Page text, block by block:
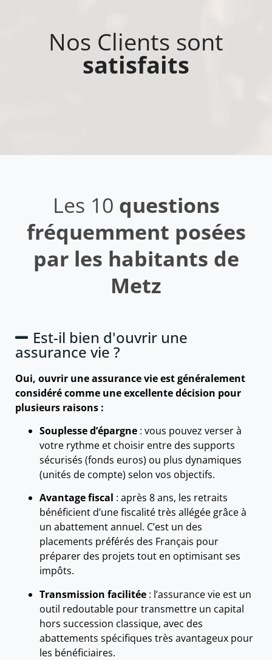
Nos Clients sont
satisfaits
Les 10 questions
fréquemment posées
par les habitants de
Metz
Est-il bien d'ouvrir une
assurance vie ?
Oui, ouvrir une assurance vie est généralement
considéré comme une excellente décision pour
plusieurs raisons :
Souplesse d’épargne : vous pouvez verser à
votre rythme et choisir entre des supports
sécurisés (fonds euros) ou plus dynamiques
(unités de compte) selon vos objectifs.
Avantage fiscal : après 8 ans, les retraits
bénéficient d’une fiscalité très allégée grâce à
un abattement annuel. C’est un des
placements préférés des Français pour
préparer des projets tout en optimisant ses
impôts.
Transmission facilitée : l’assurance vie est un
outil redoutable pour transmettre un capital
hors succession classique, avec des
abattements spécifiques très avantageux pour
les bénéficiaires.